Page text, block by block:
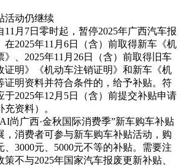
活动仍继续
月7日零时起，暂停2025年广西汽车报
在2025年11月6日（含）前取得新车《机
》、2025年11月26日（含）前取得旧车
证明》《机动车注销证明》和新车《机
证明资料并符合条件的，给予补贴。符
于2025年12月5日（含）前提交补贴申请
资料）。
广西·金秋国际消费季”新车购车补贴
，消费者可参与新车购车补贴活动，购
、3000元、5000元不等的补贴。需要注
不与2025年国家汽车报废更新补贴、